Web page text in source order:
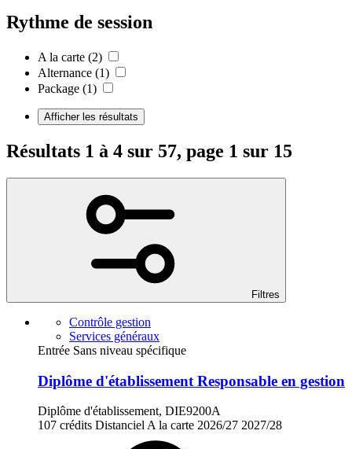
Rythme de session
A la carte (2)
Alternance (1)
Package (1)
Afficher les résultats
Résultats 1 à 4 sur 57, page 1 sur 15
Filtres
Contrôle gestion
Services généraux
Entrée Sans niveau spécifique
Diplôme d'établissement Responsable en gestion
Diplôme d'établissement, DIE9200A
107 crédits Distanciel A la carte 2026/27 2027/28